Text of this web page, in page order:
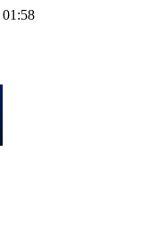
01:58